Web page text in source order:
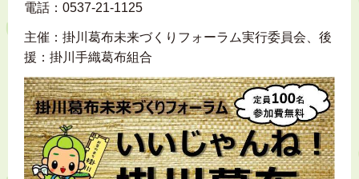
電話：0537-21-1125
主催：掛川葛布未来づくりフォーラム実行委員会、後
援：掛川手織葛布組合